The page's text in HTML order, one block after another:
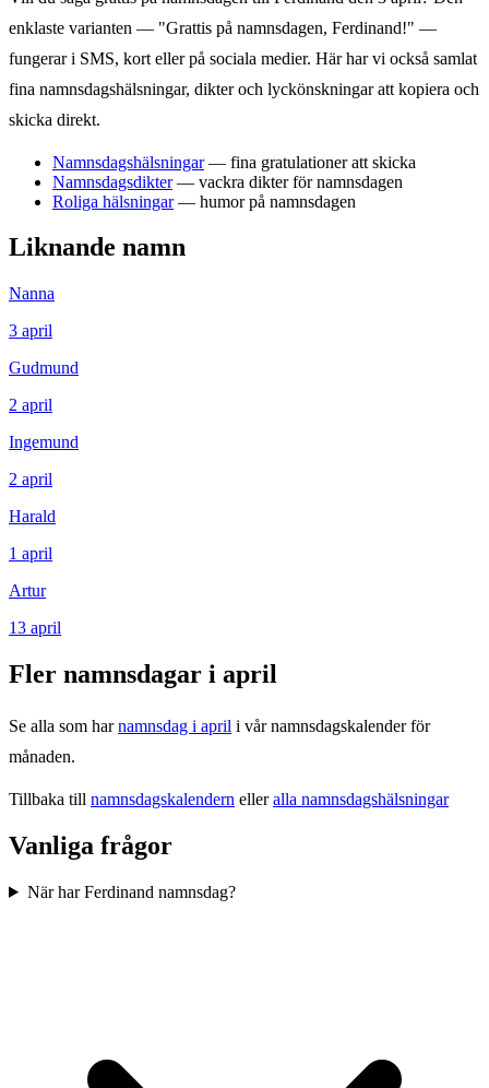
enklaste varianten — "Grattis på namnsdagen, Ferdinand!" —
fungerar i SMS, kort eller på sociala medier. Här har vi också samlat
fina namnsdagshälsningar, dikter och lyckönskningar att kopiera och
skicka direkt.
Namnsdagshälsningar — fina gratulationer att skicka
Namnsdagsdikter— vackra dikter för namnsdagen
Roliga hälsningar— humor på namnsdagen
Liknande namn
Nanna
3 april
Gudmund
2 april
Ingemund
2 april
Harald
1 april
Artur
13 april
Fler namnsdagar i april
Se alla som har namnsdag i april i vår namnsdagskalender för
månaden.
Tillbaka till namnsdagskalendern elleralla namnsdagshälsningar
Vanliga frågor
När har Ferdinand namnsdag?